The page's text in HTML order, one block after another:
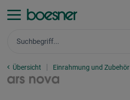
Übersicht Einrahmung und Zubehör